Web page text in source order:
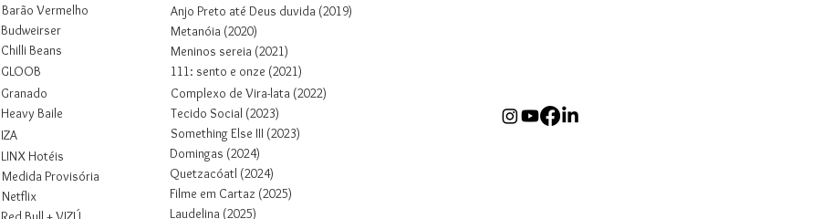
Barão Vermelho
Budweirser
Chilli Beans
GLOOB
Granado
Heavy Baile
IZA
LINX Hotéis
Medida Provisória
Netflix
Anjo Preto até Deus duvida (2019)
Metanóia (2020)
Meninos sereia (2021)
1 1 1 : sento e onze (2021)
Complexo de Vira-lata (2022)
Tecido Social (2023)
Something Else III (2023)
Domingas (2024)
Quetzacóatl (2024)
Filme em Cartaz (2025)
Laudelina (2025)